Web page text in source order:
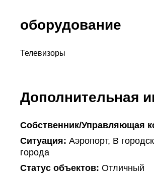
оборудование
Телевизоры
Дополнительная
Собственник/Управляющая
Ситуация: Аэропорт, В
города
Статус объектов: Отличный